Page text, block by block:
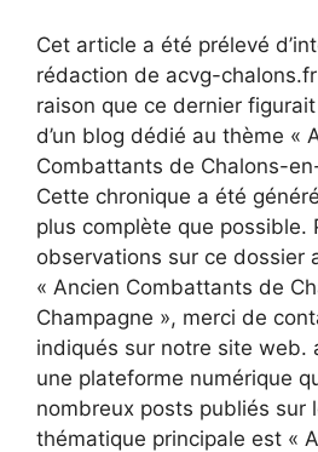
Cet article a été prélevé
rédaction de acvg-
raison que ce dernier
d’un blog dédié au thème «
Combattants de Chalons-
Cette chronique a été
plus complète que possible.
observations sur ce dossier
« Ancien Combattants de
Champagne », merci de
indiqués sur notre site web.
une plateforme numérique
nombreux posts publiés sur
thématique principale est «